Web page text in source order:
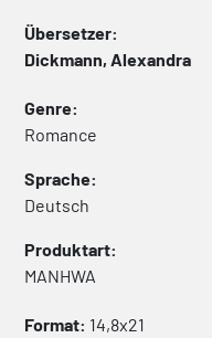
Übersetzer:
Dickmann, Alexandra
Genre:
Romance
Sprache:
Deutsch
Produktart:
MANHWA
Format: 14,8x21